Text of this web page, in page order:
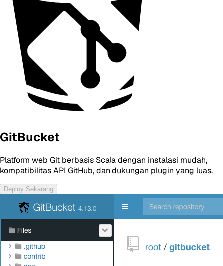
GitBucket
Platform web Git berbasis Scala dengan instalasi mudah,
kompatibilitas API GitHub, dan dukungan plugin yang luas.
Deploy Sekarang